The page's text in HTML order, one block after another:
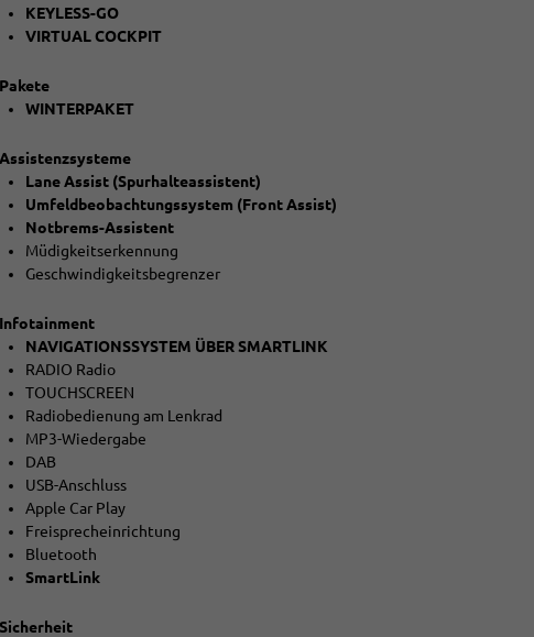
KEYLESS-GO
VIRTUAL COCKPIT
Pakete
WINTERPAKET
Assistenzsysteme
Lane Assist (Spurhalteassistent)
Umfeldbeobachtungssystem (Front Assist)
Notbrems-Assistent
Müdigkeitserkennung
Geschwindigkeitsbegrenzer
Infotainment
NAVIGATIONSSYSTEM ÜBER SMARTLINK
RADIO Radio
TOUCHSCREEN
Radiobedienung am Lenkrad
MP3-Wiedergabe
DAB
USB-Anschluss
Apple Car Play
Freisprecheinrichtung
Bluetooth
SmartLink
Sicherheit